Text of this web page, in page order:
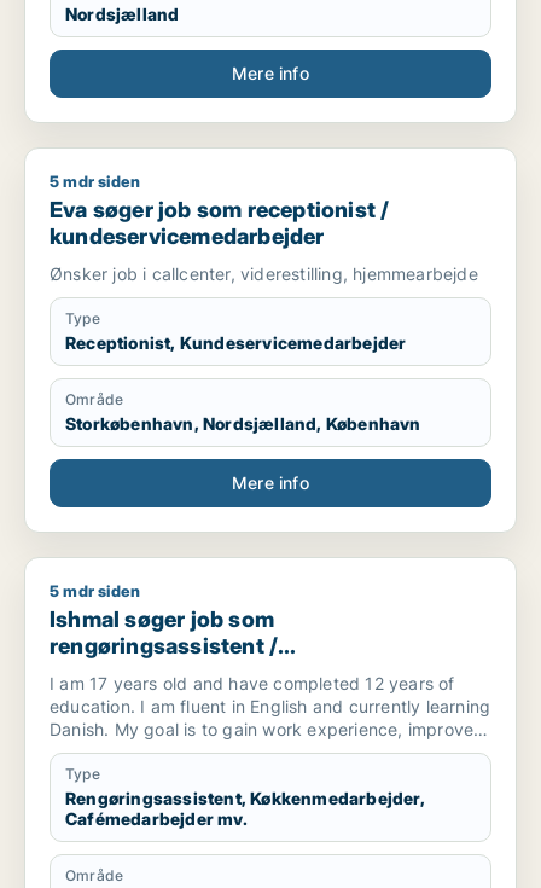
Nordsjælland
Mere info
Eva søger job som receptionist / kundeservicemedarbejder
5 mdr siden
Eva søger job som receptionist /
kundeservicemedarbejder
Ønsker job i callcenter, viderestilling, hjemmearbejde
Type
Receptionist, Kundeservicemedarbejder
Område
Storkøbenhavn, Nordsjælland, København
Mere info
Ishmal søger job som rengøringsassistent /
5 mdr siden
Ishmal søger job som
rengøringsassistent /
køkkenmedarbejder / cafémedarbejder /
butiksmedarbejder / hotelmedarbejder
I am 17 years old and have completed 12 years of
education. I am fluent in English and currently learning
Danish. My goal is to gain work experience, improve
my skills, and become more independent. I am
hardworking, responsible, and willing to do all kinds of
tasks. I am available for all shifts and always ready to
learn new things. I want to grow both personally and
professionally while contributing positively to the
workplace.
Type
Rengøringsassistent, Køkkenmedarbejder,
Cafémedarbejder mv.
Område